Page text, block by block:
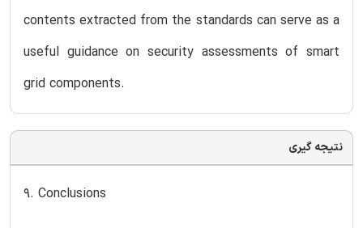
contents extracted from the standards can serve as a
useful guidance on security assessments of smart
grid components.
نتیجه گیری
9. Conclusions